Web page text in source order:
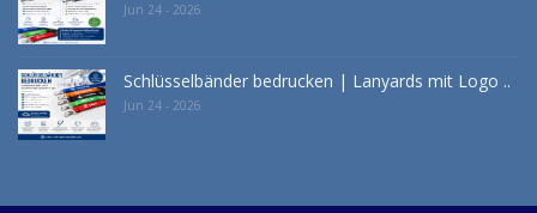
Jun 24 - 2026
Schlüsselbänder bedrucken | Lanyards mit Logo ..
Jun 24 - 2026